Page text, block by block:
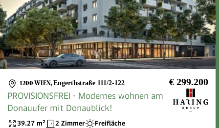
1200 WIEN, Engerthstraße 111/2-122 € 299.200
PROVISIONSFREI - Modernes wohnen am
Donauufer mit Donaublick!
39.27 m² 2 Zimmer Freifläche